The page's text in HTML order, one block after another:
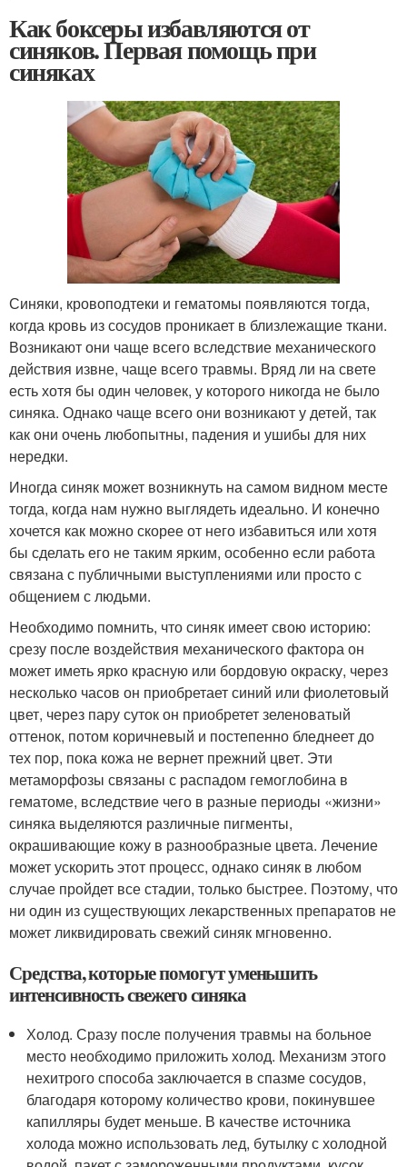
Как боксеры избавляются от
синяков. Первая помощь при
синяках
Синяки, кровоподтеки и гематомы появляются тогда,
когда кровь из сосудов проникает в близлежащие ткани.
Возникают они чаще всего вследствие механического
действия извне, чаще всего травмы. Вряд ли на свете
есть хотя бы один человек, у которого никогда не было
синяка. Однако чаще всего они возникают у детей, так
как они очень любопытны, падения и ушибы для них
нередки.
Иногда синяк может возникнуть на самом видном месте
тогда, когда нам нужно выглядеть идеально. И конечно
хочется как можно скорее от него избавиться или хотя
бы сделать его не таким ярким, особенно если работа
связана с публичными выступлениями или просто с
общением с людьми.
Необходимо помнить, что синяк имеет свою историю:
срезу после воздействия механического фактора он
может иметь ярко красную или бордовую окраску, через
несколько часов он приобретает синий или фиолетовый
цвет, через пару суток он приобретет зеленоватый
оттенок, потом коричневый и постепенно бледнеет до
тех пор, пока кожа не вернет прежний цвет. Эти
метаморфозы связаны с распадом гемоглобина в
гематоме, вследствие чего в разные периоды «жизни»
синяка выделяются различные пигменты,
окрашивающие кожу в разнообразные цвета. Лечение
может ускорить этот процесс, однако синяк в любом
случае пройдет все стадии, только быстрее. Поэтому, что
ни один из существующих лекарственных препаратов не
может ликвидировать свежий синяк мгновенно.
Средства, которые помогут уменьшить
интенсивность свежего синяка
Холод. Сразу после получения травмы на больное
место необходимо приложить холод. Механизм этого
нехитрого способа заключается в спазме сосудов,
благодаря которому количество крови, покинувшее
капилляры будет меньше. В качестве источника
холода можно использовать лед, бутылку с холодной